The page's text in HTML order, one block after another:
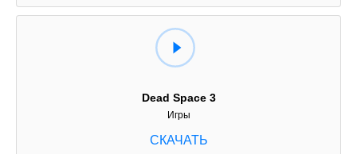
Dead Space 3
Игры